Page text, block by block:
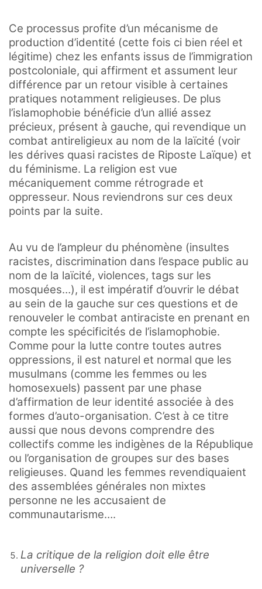
Ce processus profite d’un mécanisme de
production d’identité (cette fois ci bien réel et
légitime) chez les enfants issus de l’immigration
postcoloniale, qui affirment et assument leur
différence par un retour visible à certaines
pratiques notamment religieuses. De plus
l’islamophobie bénéficie d’un allié assez
précieux, présent à gauche, qui revendique un
combat antireligieux au nom de la laïcité (voir
les dérives quasi racistes de Riposte Laïque) et
du féminisme. La religion est vue
mécaniquement comme rétrograde et
oppresseur. Nous reviendrons sur ces deux
points par la suite.
Au vu de l’ampleur du phénomène (insultes
racistes, discrimination dans l’espace public au
nom de la laïcité, violences, tags sur les
mosquées…), il est impératif d’ouvrir le débat
au sein de la gauche sur ces questions et de
renouveler le combat antiraciste en prenant en
compte les spécificités de l’islamophobie.
Comme pour la lutte contre toutes autres
oppressions, il est naturel et normal que les
musulmans (comme les femmes ou les
homosexuels) passent par une phase
d’affirmation de leur identité associée à des
formes d’auto-organisation. C’est à ce titre
aussi que nous devons comprendre des
collectifs comme les indigènes de la République
ou l’organisation de groupes sur des bases
religieuses. Quand les femmes revendiquaient
des assemblées générales non mixtes
personne ne les accusaient de
communautarisme….
La critique de la religion doit elle être
universelle ?